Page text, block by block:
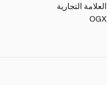
العلامة التجارية
OGX